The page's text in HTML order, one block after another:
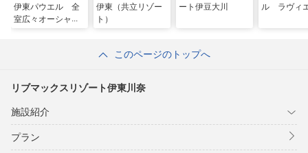
伊東パウエル 全
室広々オーシャ
伊東（共立リゾー
ト）
ート伊豆大川
ル ラヴィ
このページのトップへ
リブマックスリゾート伊東川奈
施設紹介
プラン